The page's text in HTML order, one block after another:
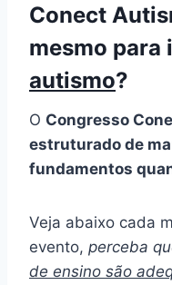
Conect
mesmo para
autismo?
O Congresso
estruturado de
fundamentos
Veja abaixo cada
evento, perceba
de ensino são